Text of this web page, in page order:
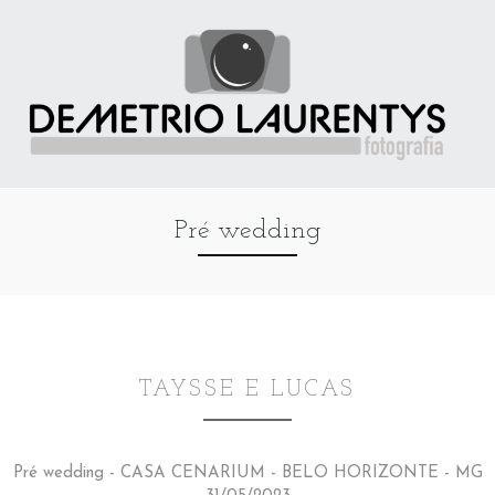
Pré wedding
TAYSSE E LUCAS
Pré wedding - CASA CENARIUM - BELO HORIZONTE - MG